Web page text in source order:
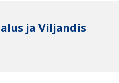
ja Viljandis